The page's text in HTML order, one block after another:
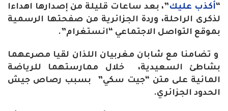
“أكذب عليك”، بعد ساعات قليلة من إصدارها اهداءا
لذكرى الراحلة، وردة الجزائرية من صفحتها الرسمية
بموقع التواصل الاجتماعي “انستغرام”.
و تضامنا مع شابان مغربيان اللذان لقيا مصرعهما
بشاطئ السعيدية، خلال ممارستهما للرياضة
المائية على متن “جيت سكي” بسبب رصاص جيش
الحدود الجزائري.